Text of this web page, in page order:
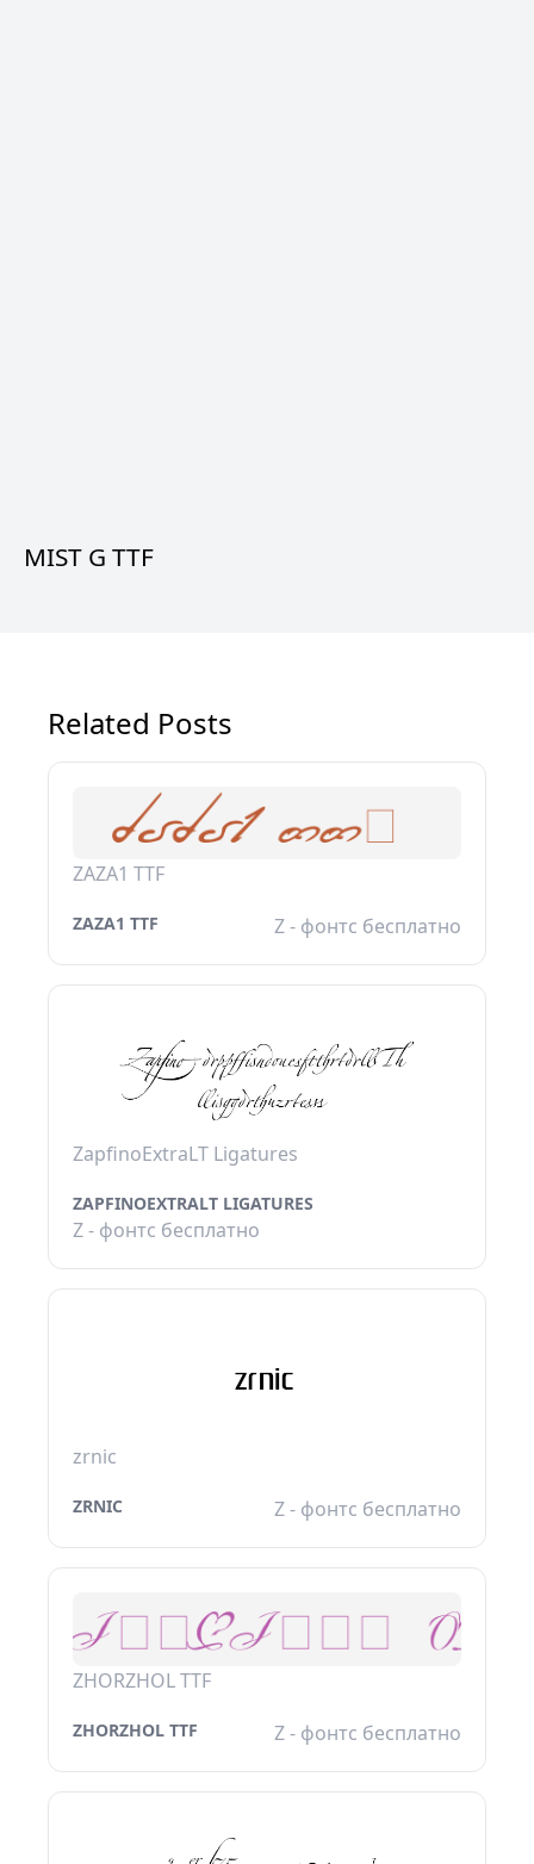
MIST G TTF
Related Posts
ZAZA1 TTF
ZAZA1 TTF Z - фонтс бесплатно
ZapfinoExtraLT Ligatures
ZAPFINOEXTRALT LIGATURES
Z - фонтс бесплатно
zrnic
ZRNIC Z - фонтс бесплатно
ZHORZHOL TTF
ZHORZHOL TTF Z - фонтс бесплатно